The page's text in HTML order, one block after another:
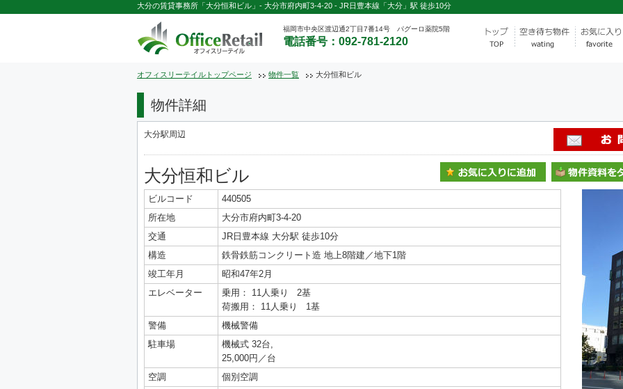
大分の賃貸事務所「大分恒和ビル」- 大分市府内町3-4-20 - JR日豊本線「大分」駅 徒歩10分
福岡市中央区渡辺通2丁目7番14号 パグーロ薬院5階
電話番号：092-781-2120
オフィスリーテイルトップページ 物件一覧 大分恒和ビル
物件詳細
大分駅周辺
大分恒和ビル
ビルコード
440505
所在地
大分市府内町3-4-20
交通
JR日豊本線 大分駅 徒歩10分
構造
鉄骨鉄筋コンクリート造 地上8階建／地下1階
竣工年月
昭和47年2月
エレベーター
乗用： 11人乗り 2基
荷搬用： 11人乗り 1基
警備
機械警備
駐車場
機械式 32台,
25,000円／台
空調
個別空調